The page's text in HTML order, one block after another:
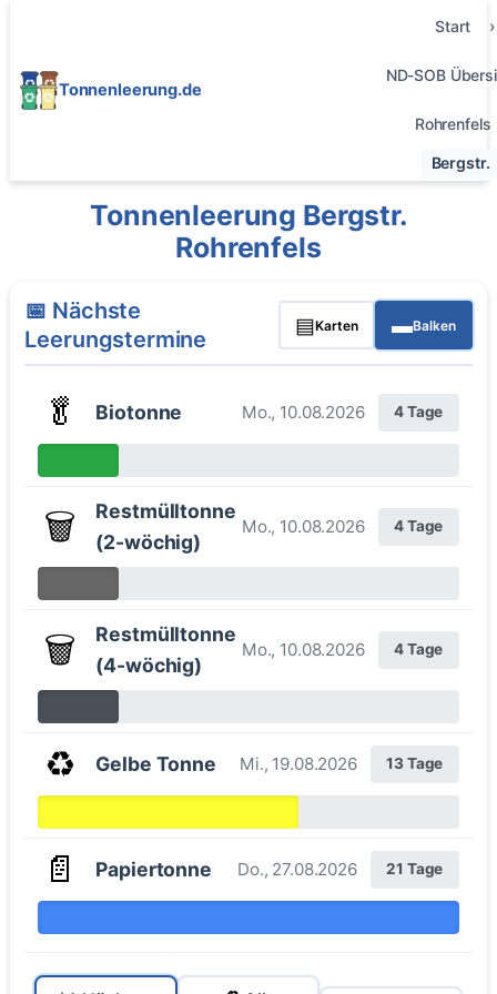
Tonnenleerung.de
Start
ND-SOB
Rohrenfels
Bergstr.
Tonnenleerung Bergstr.
Rohrenfels
📅 Nächste
Leerungstermine
▤Karten ▬Balken
🥬 Biotonne Mo., 10.08.2026 4 Tage
🗑️
Restmülltonne
(2-wöchig)
Mo., 10.08.2026 4 Tage
🗑️
Restmülltonne
(4-wöchig)
Mo., 10.08.2026 4 Tage
♻️ Gelbe Tonne Mi., 19.08.2026 13 Tage
📄 Papiertonne Do., 27.08.2026 21 Tage